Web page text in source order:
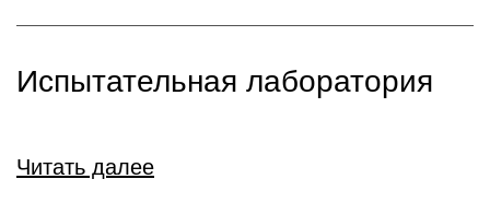
Испытательная лаборатория
Читать далее